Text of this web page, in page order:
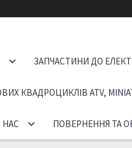
ЗАПЧАСТИНИ ДО
КВАДРОЦИКЛІВ ATV,
НАС ПОВЕРНЕННЯ ТА